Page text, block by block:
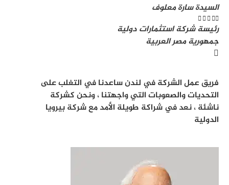
السيدة سارة معلوف
   
رئيسة شركة استثمارات دولية
جمهورية مصر العربية
فريق عمل الشركة في لندن ساعدنا في التغلب على
التحديات والصعوبات التي واجهتنا ، ونحن كشركة
ناشئة ، نعد في شراكة طويلة الأمد مع شركة بيرويا
الدولية